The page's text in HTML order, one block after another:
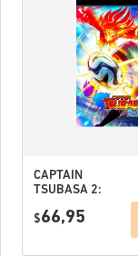
CAPTAIN
TSUBASA 2:
FIGHTERS PC
$66,95